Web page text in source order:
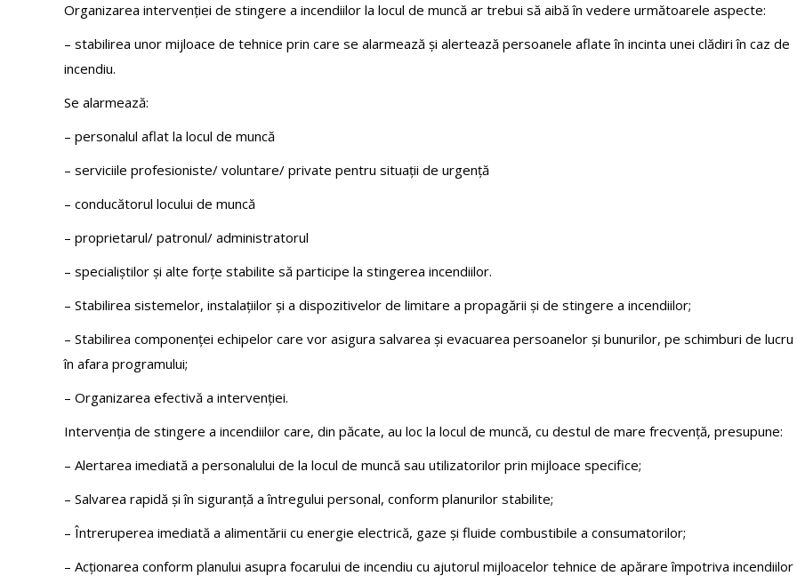
Organizarea intervenției de stingere a incendiilor la locul de muncă ar trebui să aibă în vedere următoarele aspecte:
– stabilirea unor mijloace de tehnice prin care se alarmează și alertează persoanele aflate în incinta unei clădiri în caz de
incendiu.
Se alarmează:
– personalul aflat la locul de muncă
– serviciile profesioniste/ voluntare/ private pentru situații de urgență
– conducătorul locului de muncă
– proprietarul/ patronul/ administratorul
– specialiștilor și alte forțe stabilite să participe la stingerea incendiilor.
– Stabilirea sistemelor, instalațiilor și a dispozitivelor de limitare a propagării și de stingere a incendiilor;
– Stabilirea componenței echipelor care vor asigura salvarea și evacuarea persoanelor și bunurilor, pe schimburi de lucru
în afara programului;
– Organizarea efectivă a intervenției.
Intervenția de stingere a incendiilor care, din păcate, au loc la locul de muncă, cu destul de mare frecvență, presupune:
– Alertarea imediată a personalului de la locul de muncă sau utilizatorilor prin mijloace specifice;
– Salvarea rapidă și în siguranță a întregului personal, conform planurilor stabilite;
– Întreruperea imediată a alimentării cu energie electrică, gaze și fluide combustibile a consumatorilor;
– Acționarea conform planului asupra focarului de incendiu cu ajutorul mijloacelor tehnice de apărare împotriva incendiilor